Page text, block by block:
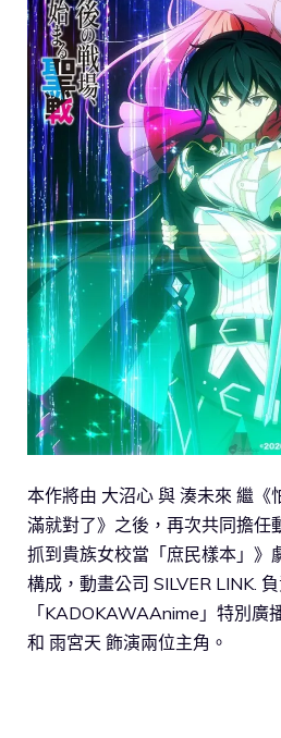
本作將由 大沼心 與 湊未來 繼《
滿就對了》之後，再次共同擔任
抓到貴族女校當「庶民樣本」》
構成，動畫公司 SILVER LINK.
「KADOKAWAAnime」特別廣
和 雨宮天 飾演兩位主角。